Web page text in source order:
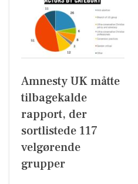
Amnesty UK måtte
tilbagekalde
rapport, der
sortlistede 117
velgørende
grupper